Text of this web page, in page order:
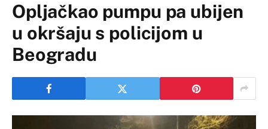
Opljačkao pumpu pa ubijen
u okršaju s policijom u
Beogradu